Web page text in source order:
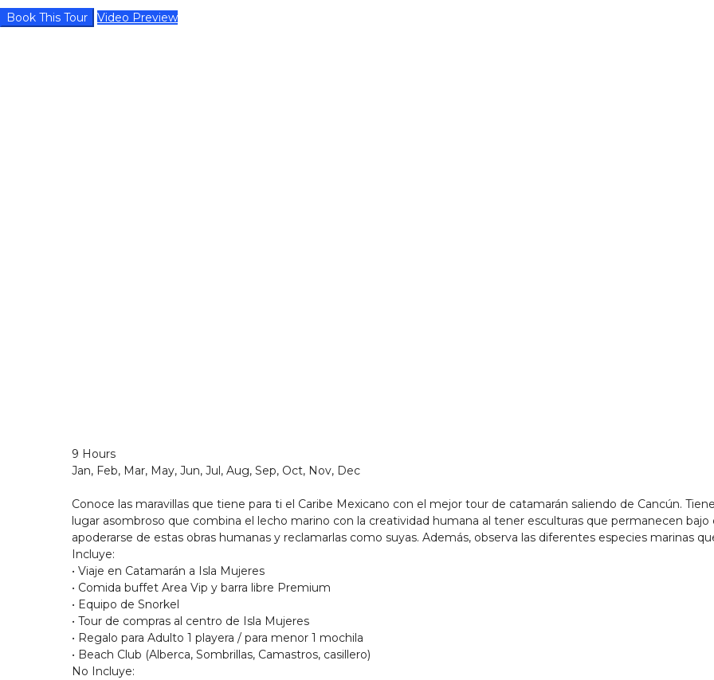
Book This Tour Video Preview
9 Hours
Jan, Feb, Mar, May, Jun, Jul, Aug, Sep, Oct, Nov, Dec
Conoce las maravillas que tiene para ti el Caribe Mexicano con el mejor tour de catamarán saliendo de Cancún.
lugar asombroso que combina el lecho marino con la creatividad humana al tener esculturas que permanecen bajo
apoderarse de estas obras humanas y reclamarlas como suyas. Además, observa las diferentes especies marinas
Incluye:
• Viaje en Catamarán a Isla Mujeres
• Comida buffet Area Vip y barra libre Premium
• Equipo de Snorkel
• Tour de compras al centro de Isla Mujeres
• Regalo para Adulto 1 playera / para menor 1 mochila
• Beach Club (Alberca, Sombrillas, Camastros, casillero)
No Incluye: